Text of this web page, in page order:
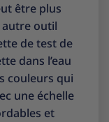
être plus
autre outil
de test de
dans l’eau
couleurs qui
une échelle
et